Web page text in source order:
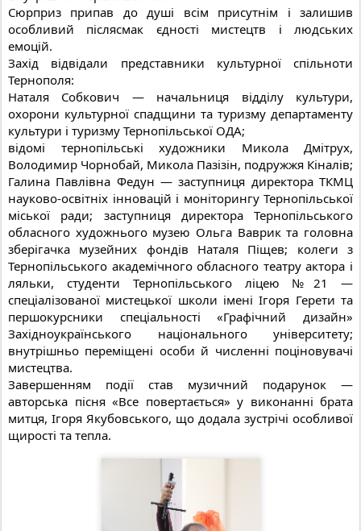
Сюрприз припав до душі всім присутнім і залишив
особливий післясмак єдності мистецтв і людських
емоцій.
Захід відвідали представники культурної спільноти
Тернополя:
Наталя Собкович — начальниця відділу культури,
охорони культурної спадщини та туризму департаменту
культури і туризму Тернопільської ОДА;
відомі тернопільські художники Микола Дмітрух,
Володимир Чорнобай, Микола Пазізін, подружжя Кіналів;
Галина Павлівна Федун — заступниця директора ТКМЦ
науково-освітніх інновацій і моніторингу Тернопільської
міської ради; заступниця директора Тернопільського
обласного художнього музею Ольга Ваврик та головна
зберігачка музейних фондів Наталя Піщев; колеги з
Тернопільського академічного обласного театру актора і
ляльки, студенти Тернопільського ліцею №21 —
спеціалізованої мистецької школи імені Ігоря Герети та
першокурсники спеціальності «Графічний дизайн»
Західноукраїнського національного університету;
внутрішньо переміщені особи й численні поціновувачі
мистецтва.
Завершенням події став музичний подарунок —
авторська пісня «Все повертається» у виконанні брата
митця, Ігоря Якубовського, що додала зустрічі особливої
щирості та тепла.